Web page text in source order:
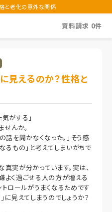
と老化の意外な関係
資料請求 0件
見えるのか？性格と
がする」
んか。
話を聞かなくなった。」そう感
るもの」と考えてしまいがちで
実が分かっています。実は、
よく過ごせる人の方が増える
ロールがうまくなるためです
に見えてしまうのでしょうか？